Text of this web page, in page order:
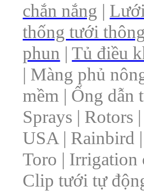
chắn nắng | Lưới
thống tưới
phun |Tủ điều
| Màng phủ
mềm | Ống dẫn
Sprays | Rotors
USA | Rainbird
Toro | Irrigation
Clip tưới tự